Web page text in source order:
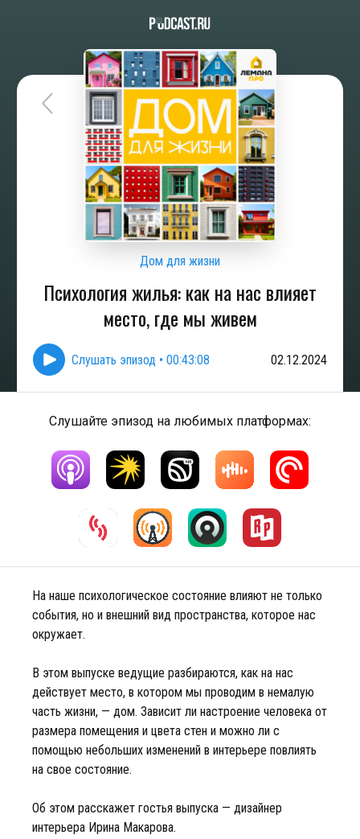
Дом для жизни
Психология жилья: как на нас влияет
место, где мы живем
Слушать эпизод • 00:43:08 02.12.2024
Слушайте эпизод на любимых платформах:
На наше психологическое состояние влияют не только
события, но и внешний вид пространства, которое нас
окружает.
В этом выпуске ведущие разбираются, как на нас
действует место, в котором мы проводим в немалую
часть жизни, — дом. Зависит ли настроение человека от
размера помещения и цвета стен и можно ли с
помощью небольших изменений в интерьере повлиять
на свое состояние.
Об этом расскажет гостья выпуска — дизайнер
интерьера Ирина Макарова.